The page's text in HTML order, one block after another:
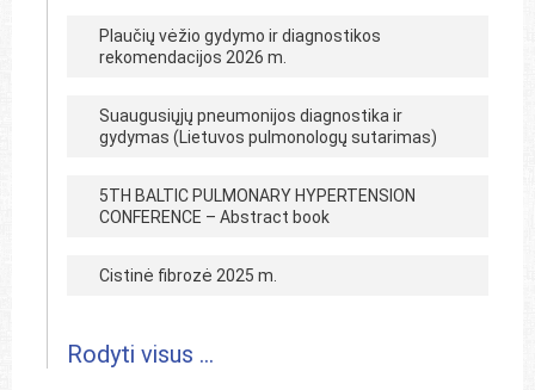
Plaučių vėžio gydymo ir diagnostikos
rekomendacijos 2026 m.
Suaugusiųjų pneumonijos diagnostika ir
gydymas (Lietuvos pulmonologų sutarimas)
5TH BALTIC PULMONARY HYPERTENSION
CONFERENCE – Abstract book
Cistinė fibrozė 2025 m.
Rodyti visus ...